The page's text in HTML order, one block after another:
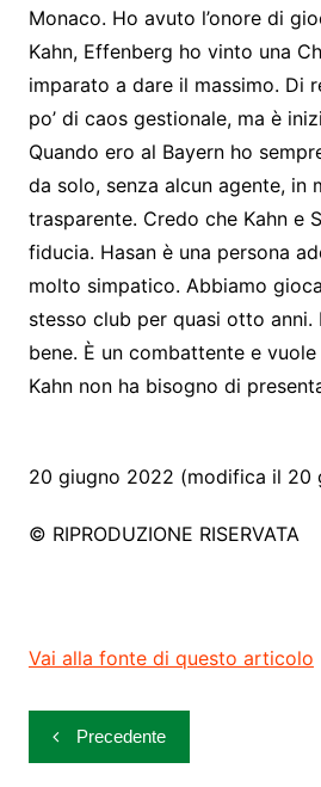
Monaco. Ho avuto l’onore di
Kahn, Effenberg ho vinto una
imparato a dare il massimo. Di
po’ di caos gestionale, ma è
Quando ero al Bayern ho
da solo, senza alcun agente, in
trasparente. Credo che Kahn e
fiducia. Hasan è una persona
molto simpatico. Abbiamo
stesso club per quasi otto
bene. È un combattente e
Kahn non ha bisogno di
20 giugno 2022 (modifica il 20
© RIPRODUZIONE RISERVATA
Vai alla fonte di questo articolo
Navigazione
articoli
Precedente